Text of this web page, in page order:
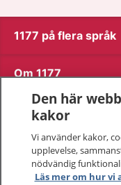
1177 på flera språk
Om 1177
Kontakt
Behandling av
Den här
kakor
Vi använder kakor,
upplevelse,
nödvändig
Läs mer om hur vi